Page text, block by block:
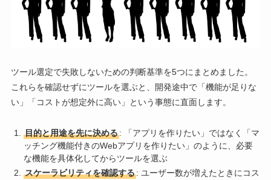
ツール選定で失敗しないための判断基準を5つにまとめました。
これらを確認せずにツールを選ぶと、開発途中で「機能が足りな
い」「コストが想定外に高い」という事態に直面します。
目的と用途を先に決める: 「アプリを作りたい」ではなく「マ
ッチング機能付きのWebアプリを作りたい」のように、必要
な機能を具体化してからツールを選ぶ
スケーラビリティを確認する: ユーザー数が増えたときにコス